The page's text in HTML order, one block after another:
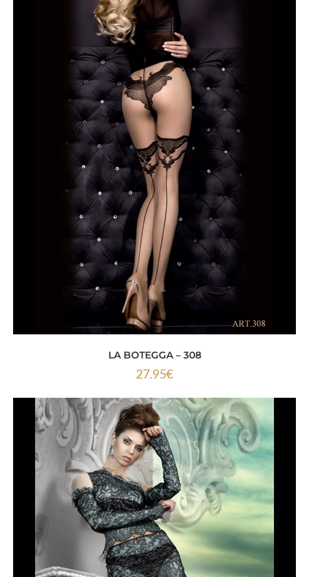
LA BOTEGGA – 308
27.95€